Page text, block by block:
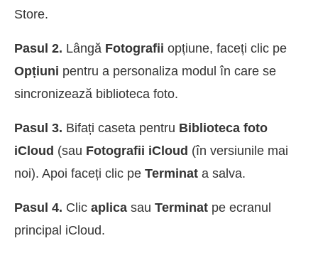
Store.
Pasul 2. Lângă Fotografii opțiune, faceți clic pe
Opțiuni pentru a personaliza modul în care se
sincronizează biblioteca foto.
Pasul 3. Bifați caseta pentru Biblioteca foto
iCloud (sau Fotografii iCloud (în versiunile mai
noi). Apoi faceți clic pe Terminat a salva.
Pasul 4. Clic aplica sau Terminat pe ecranul
principal iCloud.